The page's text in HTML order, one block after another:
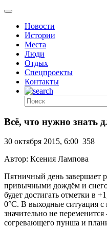
Новости
Истории
Места
Люди
Отдых
Спецпроекты
Контакты
Всё, что нужно знать
30 октября 2015, 6:00 358
Автор: Ксения Лампова
Пятничный день завершает
привычными дождём и
будет достигать отметки в
0°C. В выходные ситуация
значительно не
согревающего пунша и